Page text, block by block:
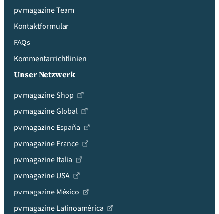
pv magazine Team
Kontaktformular
FAQs
Kommentarrichtlinien
Unser Netzwerk
pv magazine Shop
pv magazine Global
pv magazine España
pv magazine France
pv magazine Italia
pv magazine USA
pv magazine México
pv magazine Latinoamérica